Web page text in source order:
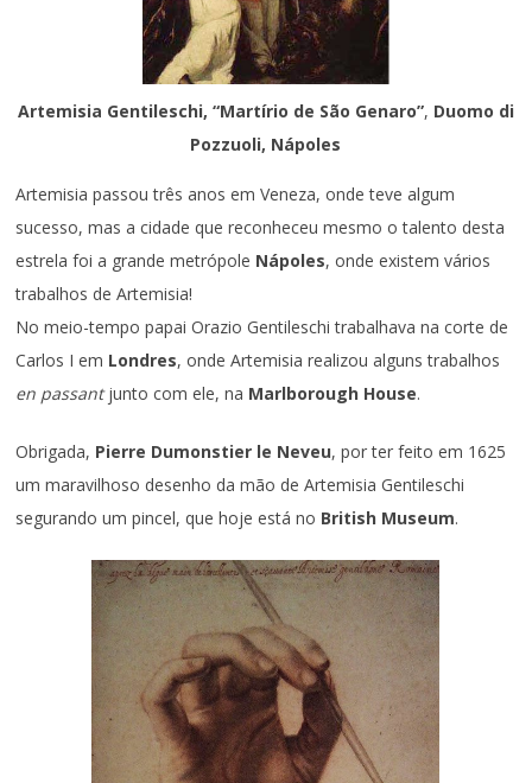
Artemisia Gentileschi, “Martírio de São Genaro”, Duomo di
Pozzuoli, Nápoles
Artemisia passou três anos em Veneza, onde teve algum
sucesso, mas a cidade que reconheceu mesmo o talento desta
estrela foi a grande metrópole Nápoles, onde existem vários
trabalhos de Artemisia!
No meio-tempo papai Orazio Gentileschi trabalhava na corte de
Carlos I em Londres, onde Artemisia realizou alguns trabalhos
en passantjunto com ele, na Marlborough House.
Obrigada, Pierre Dumonstier le Neveu, por ter feito em 1625
um maravilhoso desenho da mão de Artemisia Gentileschi
segurando um pincel, que hoje está no British Museum.